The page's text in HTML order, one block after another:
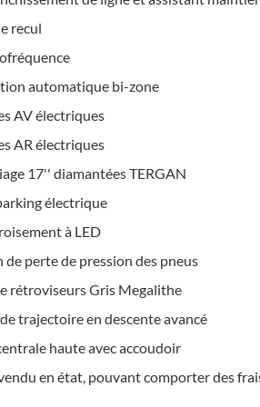
recul
automatique bi-zone
AV électriques
AR électriques
17'' diamantées TERGAN
électrique
à LED
de perte de pression des pneus
rétroviseurs Gris Megalithe
trajectoire en descente avancé
haute avec accoudoir
en état, pouvant comporter des